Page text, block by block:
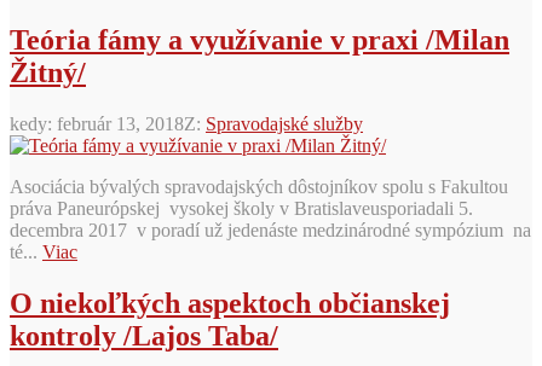
Teória fámy a využívanie v praxi /Milan
Žitný/
kedy: február 13, 2018Z: Spravodajské služby
Asociácia bývalých spravodajských dôstojníkov spolu s Fakultou
práva Paneurópskej vysokej školy v Bratislaveusporiadali 5.
decembra 2017 v poradí už jedenáste medzinárodné sympózium na
té... Viac
O niekoľkých aspektoch občianskej
kontroly /Lajos Taba/